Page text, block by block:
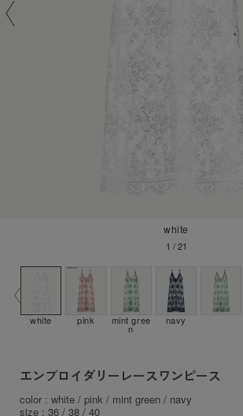
white pink mint gree
n
navy
white
1 /21
エンブロイダリーレースワンピース
color : white / pink / mint green / navy
size : 36 / 38 / 40